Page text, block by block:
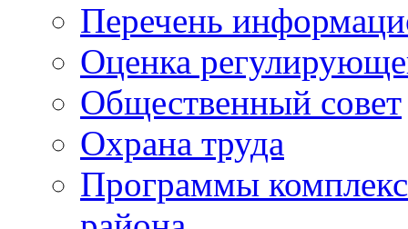
Перечень
Оценка
Общественный совет
Охрана труда
Программы